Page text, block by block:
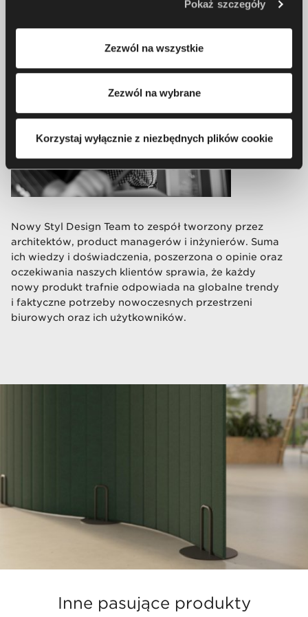
korzystania przez nas i naszych partnerów z plików
cookie oraz przetwarzania Twoich danych osobowych, w
tym o przysługujących Ci uprawnieniach, zachęcamy do
Pokaż szczegóły
Zezwól na wszystkie
Zezwól na wybrane
Korzystaj wyłącznie z niezbędnych plików cookie
​Nowy Styl Design Team to zespół tworzony przez
architektów, product managerów i inżynierów. Suma
ich wiedzy i doświadczenia, poszerzona o opinie oraz
oczekiwania naszych klientów sprawia, że każdy
nowy produkt trafnie odpowiada na globalne trendy
i faktyczne potrzeby nowoczesnych przestrzeni
biurowych oraz ich użytkowników.​
Inne pasujące produkty